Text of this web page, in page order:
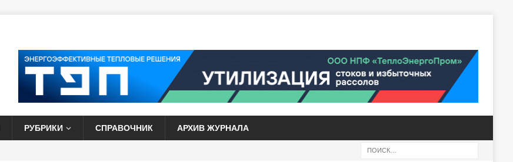
РУБРИКИ СПРАВОЧНИК АРХИВ ЖУРНАЛА